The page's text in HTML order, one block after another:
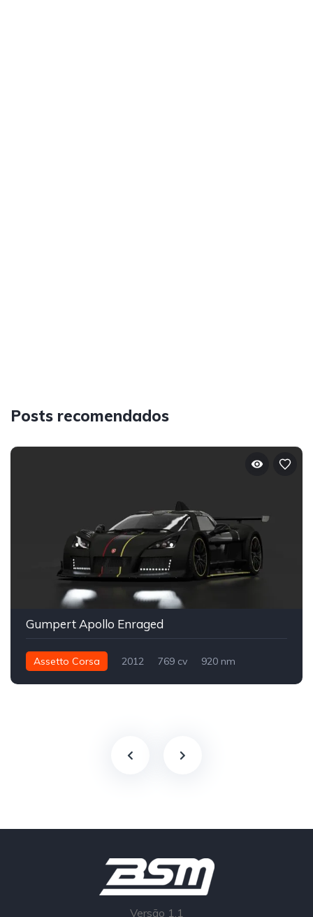
Posts recomendados
Gumpert Apollo Enraged
Assetto Corsa 2012 769 cv
920 nm
Versão 1.1